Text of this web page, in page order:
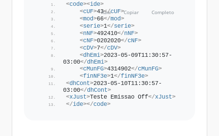
<code><ide>
<cUF>43</cUF>
<mod>66</mod>
<serie>1</serie>
<nNF>492410</nNF>
<cNF>0202020</cNF>
<cDV>7</cDV>
<dhEmi>2023-05-09T11:30:57-
03:00</dhEmi>
<cMunFG>4314902</cMunFG>
<finNF3e>1</finNF3e>
<dhCont>2023-05-10T11:30:57-
03:00</dhCont>
<xJust>Teste Emissao Off</xJust>
</ide></code>